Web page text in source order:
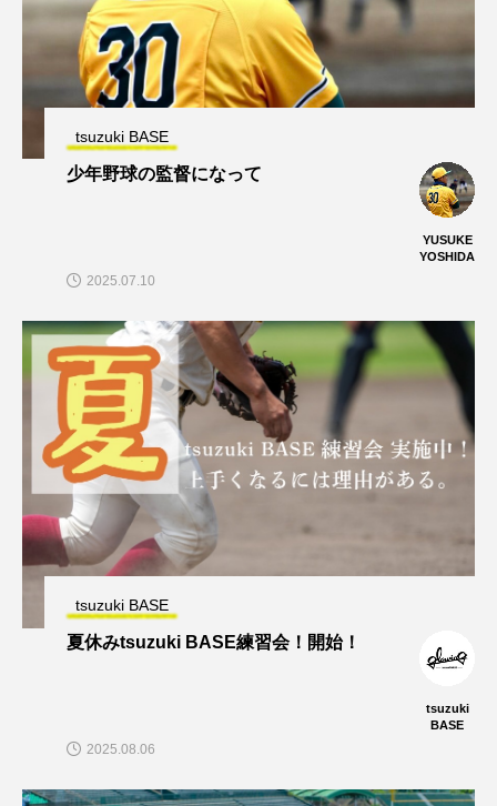
tsuzuki BASE
少年野球の監督になって
YUSUKE
YOSHIDA
2025.07.10
tsuzuki BASE
夏休みtsuzuki BASE練習会！開始！
tsuzuki
BASE
2025.08.06